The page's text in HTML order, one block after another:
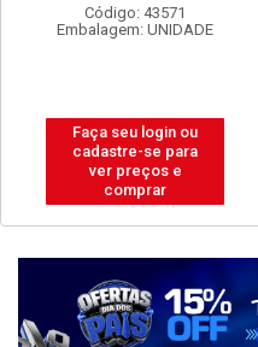
Código: 43560
Embalagem: UNIDADE
Faça seu login ou
cadastre-se para
ver preços e
comprar